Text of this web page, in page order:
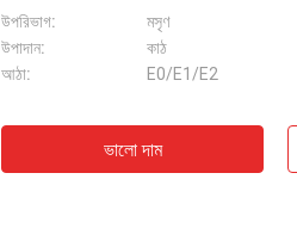
উপরিভাগ:
মসৃণ
উপাদান:
কাঠ
আঠা:
E0/E1/E2
ভালো দাম